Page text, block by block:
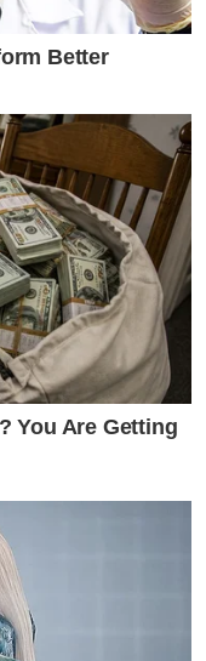
Better
You Are Getting